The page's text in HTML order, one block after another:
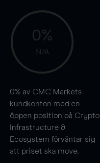
0%
N/A
0% av CMC Markets
kundkonton med en
öppen position på Crypto
Infrastructure &
Ecosystem förväntar sig
att priset ska move.